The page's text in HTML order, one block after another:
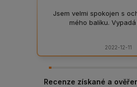
Jsem velmi spokojen s
mého balíku.
2022-12-11
Recenze získané a